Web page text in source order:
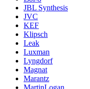
JBL Synthesis
JVC
KEF
Klipsch
Leak
Luxman
Lyngdorf
Magnat
Marantz
MartinLogan